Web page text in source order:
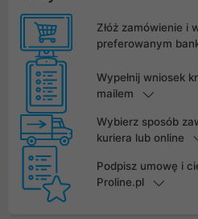
Złóż zamówienie i
preferowanym
Wypełnij wniosek
mailem
Wybierz sposób
kuriera lub online
Podpisz umowę i
Proline.pl